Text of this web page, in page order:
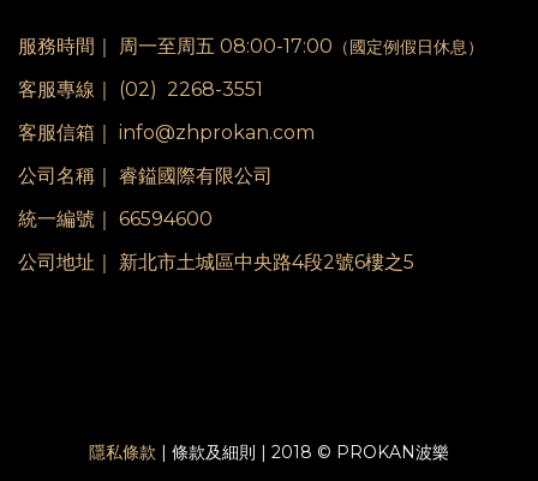
服務時間｜ 周一至周五 08:00-17:00 （國定例假日休息）
客服專線｜ (02) 2268-3551
客服信箱｜ info@zhprokan.com
公司名稱｜ 睿鎰國際有限公司
統一編號｜ 66594600
公司地址｜ 新北市土城區中央路4段2號6樓之5
隱私條款 | 條款及細則 | 2018 © PROKAN波樂